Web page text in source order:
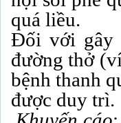
quá liều.
Đối với gây
đường thở
bệnh thanh
được duy trì.